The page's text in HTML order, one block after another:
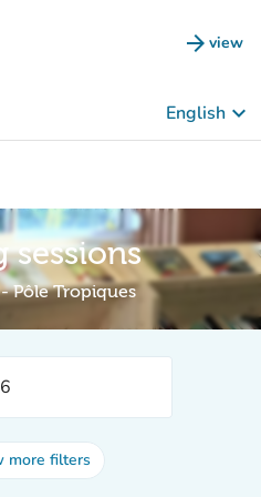
arrow_forward view
(new
English keyboard_arrow_down
sessions
Pôle Tropiques
more filters